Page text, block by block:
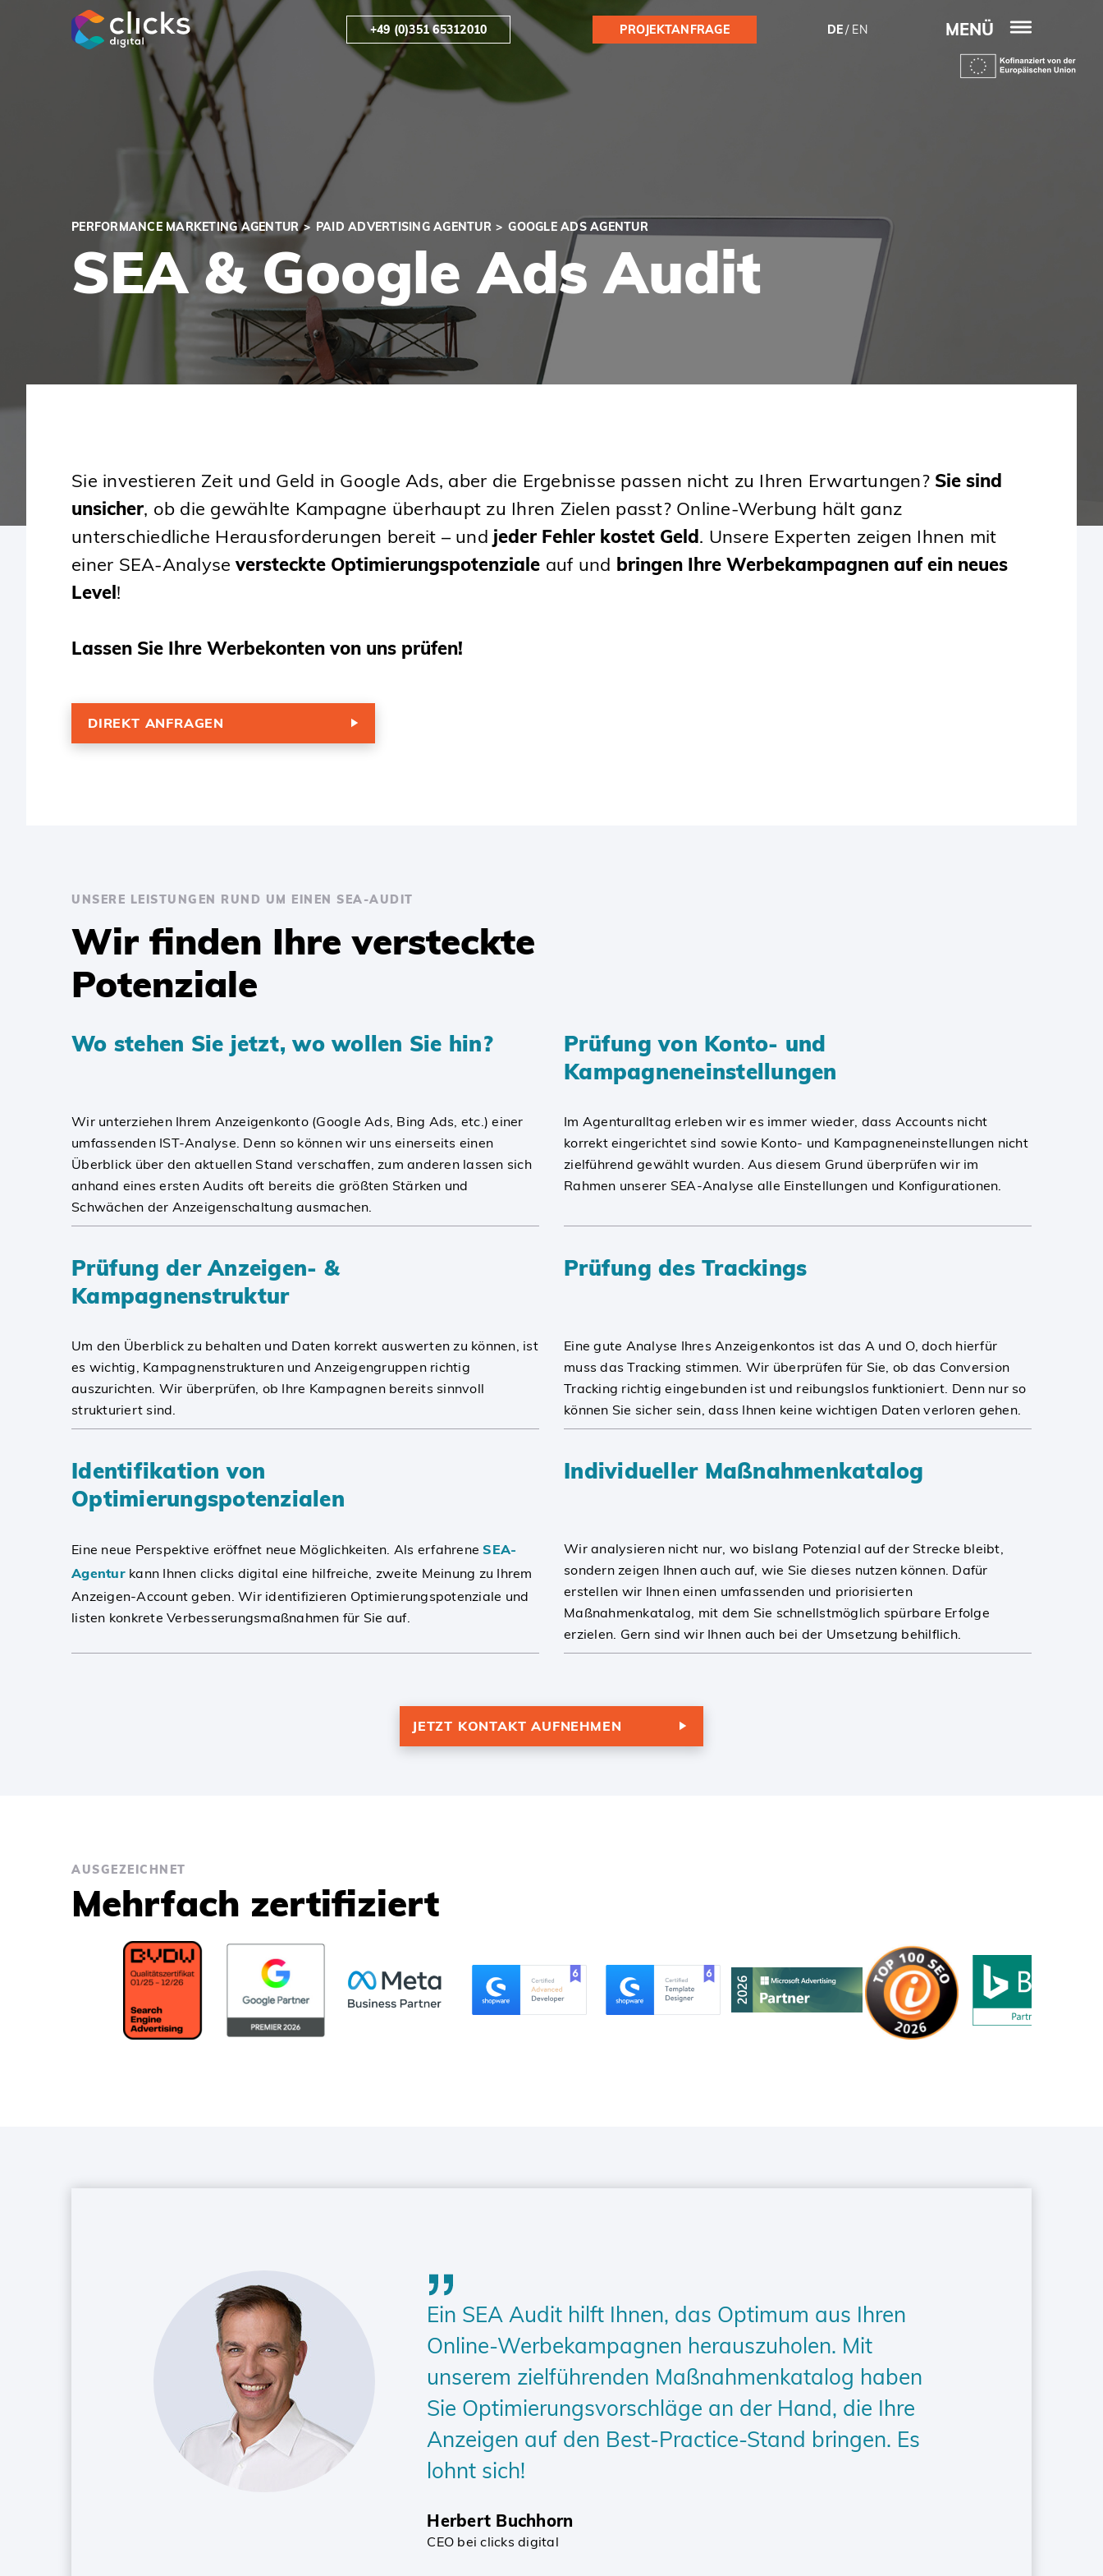
clicks digital
+49 (0)351 65312010 PROJEKTANFRAGE DE EN MENÜ
PERFORMANCE MARKETING AGENTUR PAID ADVERTISING AGENTUR GOOGLE ADS AGENTUR
SEA & Google Ads Audit
Sie investieren Zeit und Geld in Google Ads, aber die Ergebnisse passen nicht zu Ihren Erwartungen? Sie sind
unsicher, ob die gewählte Kampagne überhaupt zu Ihren Zielen passt? Online-Werbung hält ganz
unterschiedliche Herausforderungen bereit – und jeder Fehler kostet Geld. Unsere Experten zeigen Ihnen mit
einer SEA-Analyse versteckte Optimierungspotenziale auf und bringen Ihre Werbekampagnen auf ein neues
Level!
Lassen Sie Ihre Werbekonten von uns prüfen!
DIREKT ANFRAGEN
UNSERE LEISTUNGEN RUND UM EINEN SEA-AUDIT
Wir finden Ihre versteckte
Potenziale
Wo stehen Sie jetzt, wo wollen Sie hin?
Wir unterziehen Ihrem Anzeigenkonto (Google Ads, Bing Ads, etc.) einer
umfassenden IST-Analyse. Denn so können wir uns einerseits einen
Überblick über den aktuellen Stand verschaffen, zum anderen lassen sich
anhand eines ersten Audits oft bereits die größten Stärken und
Schwächen der Anzeigenschaltung ausmachen.
Prüfung von Konto- und
Kampagneneinstellungen
Im Agenturalltag erleben wir es immer wieder, dass Accounts nicht
korrekt eingerichtet sind sowie Konto- und Kampagneneinstellungen nicht
zielführend gewählt wurden. Aus diesem Grund überprüfen wir im
Rahmen unserer SEA-Analyse alle Einstellungen und Konfigurationen.
Prüfung der Anzeigen- &
Kampagnenstruktur
Um den Überblick zu behalten und Daten korrekt auswerten zu können, ist
es wichtig, Kampagnenstrukturen und Anzeigengruppen richtig
auszurichten. Wir überprüfen, ob Ihre Kampagnen bereits sinnvoll
strukturiert sind.
Prüfung des Trackings
Eine gute Analyse Ihres Anzeigenkontos ist das A und O, doch hierfür
muss das Tracking stimmen. Wir überprüfen für Sie, ob das Conversion
Tracking richtig eingebunden ist und reibungslos funktioniert. Denn nur so
können Sie sicher sein, dass Ihnen keine wichtigen Daten verloren gehen.
Identifikation von
Optimierungspotenzialen
Eine neue Perspektive eröffnet neue Möglichkeiten. Als erfahreneSEA-
Agenturkann Ihnen clicks digital eine hilfreiche, zweite Meinung zu Ihrem
Anzeigen-Account geben. Wir identifizieren Optimierungspotenziale und
listen konkrete Verbesserungsmaßnahmen für Sie auf.
Individueller Maßnahmenkatalog
Wir analysieren nicht nur, wo bislang Potenzial auf der Strecke bleibt,
sondern zeigen Ihnen auch auf, wie Sie dieses nutzen können. Dafür
erstellen wir Ihnen einen umfassenden und priorisierten
Maßnahmenkatalog, mit dem Sie schnellstmöglich spürbare Erfolge
erzielen. Gern sind wir Ihnen auch bei der Umsetzung behilflich.
JETZT KONTAKT AUFNEHMEN
AUSGEZEICHNET
Mehrfach zertifiziert
Ein SEA Audit hilft Ihnen, das Optimum aus Ihren
Online-Werbekampagnen herauszuholen. Mit
unserem zielführenden Maßnahmenkatalog haben
Sie Optimierungsvorschläge an der Hand, die Ihre
Anzeigen auf den Best-Practice-Stand bringen. Es
lohnt sich!
Herbert Buchhorn
CEO bei clicks digital